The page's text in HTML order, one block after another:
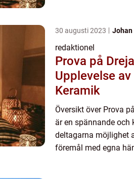
30 augusti 2023 Johan
redaktionel
Prova på
Upplevelse
Keramik
Översikt över Prova
är en spännande och
deltagarna möjlighet
föremål med egna